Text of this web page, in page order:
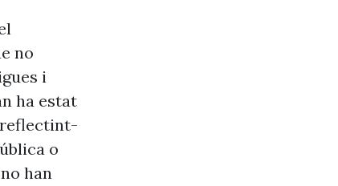
no
i
ha estat
reflectint-
o
han